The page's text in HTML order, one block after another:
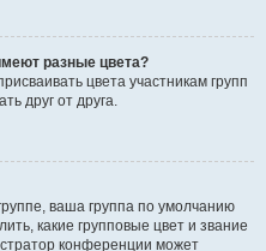
разные цвета?
цвета участникам групп
друг от друга.
ваша группа по умолчанию
какие групповые цвет и звание
конференции может